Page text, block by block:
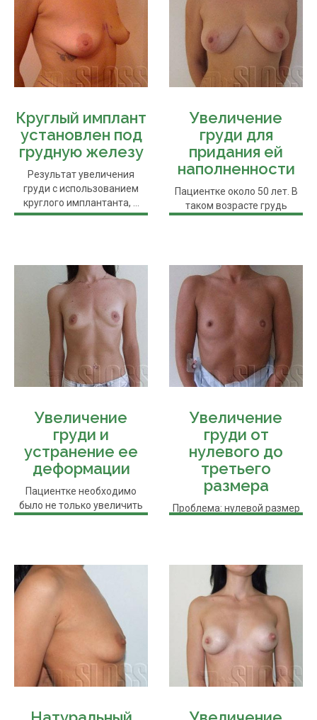
Круглый имплант
установлен под
грудную железу
Результат увеличения
груди с использованием
круглого имплантанта, ...
Увеличение
груди для
придания ей
наполненности
Пациентке около 50 лет. В
таком возрасте грудь
Увеличение
груди и
устранение ее
деформации
Пациентке необходимо
было не только увеличить
Увеличение
груди от
нулевого до
третьего
размера
Проблема: нулевой размер